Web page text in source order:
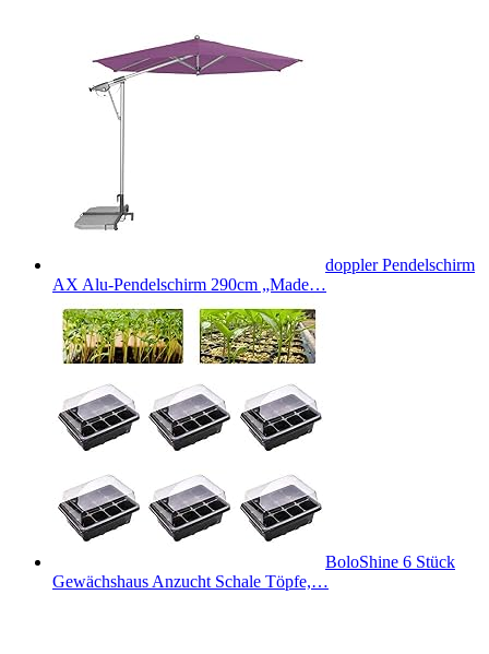
doppler Pendelschirm
AX Alu-Pendelschirm 290cm „Made…
BoloShine 6 Stück
Gewächshaus Anzucht Schale Töpfe,…